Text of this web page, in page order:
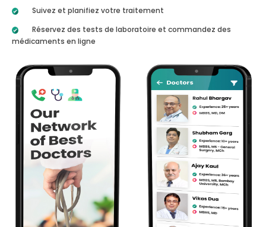
Suivez et planifiez votre traitement
Réservez des tests de laboratoire et commandez des
médicaments en ligne